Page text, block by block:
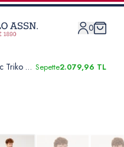
0
Erkek Coconut Balıkçı Yaka Basic Triko Kazak Sepette2.079,96 TL